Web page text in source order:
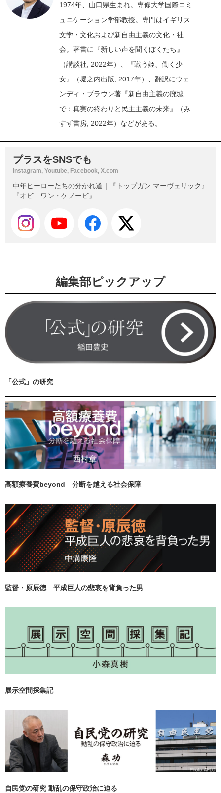
1974年、山口県生まれ。専修大学国際コミ
ュニケーション学部教授。専門はイギリス
文学・文化および新自由主義の文化・社
会。著書に『新しい声を聞くぼくたち』
（講談社, 2022年）、『戦う姫、働く少
女』（堀之内出版, 2017年）、翻訳にウェ
ンディ・ブラウン著『新自由主義の廃墟
で：真実の終わりと民主主義の未来』（み
すず書房, 2022年）などがある。
プラスをSNSでも
Instagram, Youtube, Facebook, X.com
中年ヒーローたちの分かれ道｜『トップガン マーヴェリック』
『オビ゠ワン・ケノービ』
編集部ピックアップ
「公式」の研究
高額療養費beyond 分断を越える社会保障
監督・原辰徳 平成巨人の悲哀を背負った男
展示空間採集記
自民党の研究 動乱の保守政治に迫る